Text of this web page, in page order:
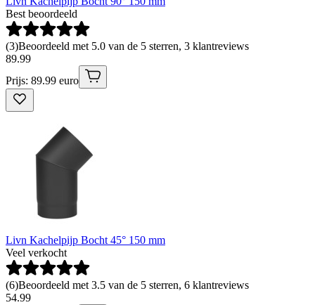
Best beoordeeld
(3)Beoordeeld met 5.0 van de 5 sterren, 3 klantreviews
89.99
Prijs: 89.99 euro
Livn Kachelpijp Bocht 45° 150 mm
Veel verkocht
(6)Beoordeeld met 3.5 van de 5 sterren, 6 klantreviews
54.99